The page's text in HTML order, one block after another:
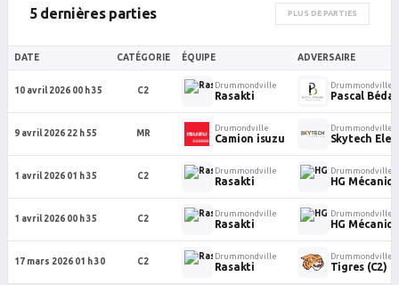
5 dernières parties PLUS DE PARTIES
DATE CATÉGORIE ÉQUIPE ADVERSAIRE
10 avril 2026 00 h 35 C2
Drummondville
Rasakti
Drummondville
Pascal
9 avril 2026 22 h 55 MR
Drumondville
Camion isuzu
Drummondville
Skytech
1 avril 2026 01 h 35 C2
Drummondville
Rasakti
Drummondville
HG
1 avril 2026 00 h 35 C2
Drummondville
Rasakti
Drummondville
HG
17 mars 2026 01 h 30 C2
Drummondville
Rasakti
Drummondville
Tigres (C2)